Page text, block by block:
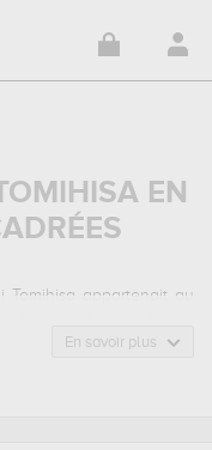
EN
Tomihisa appartenait au
contemporain.
japon...
En savoir plus